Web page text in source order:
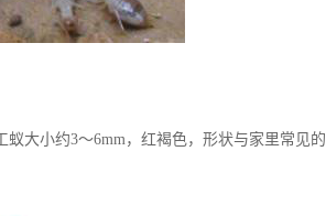
大小约3～6mm，红褐色，形状与家里常见的